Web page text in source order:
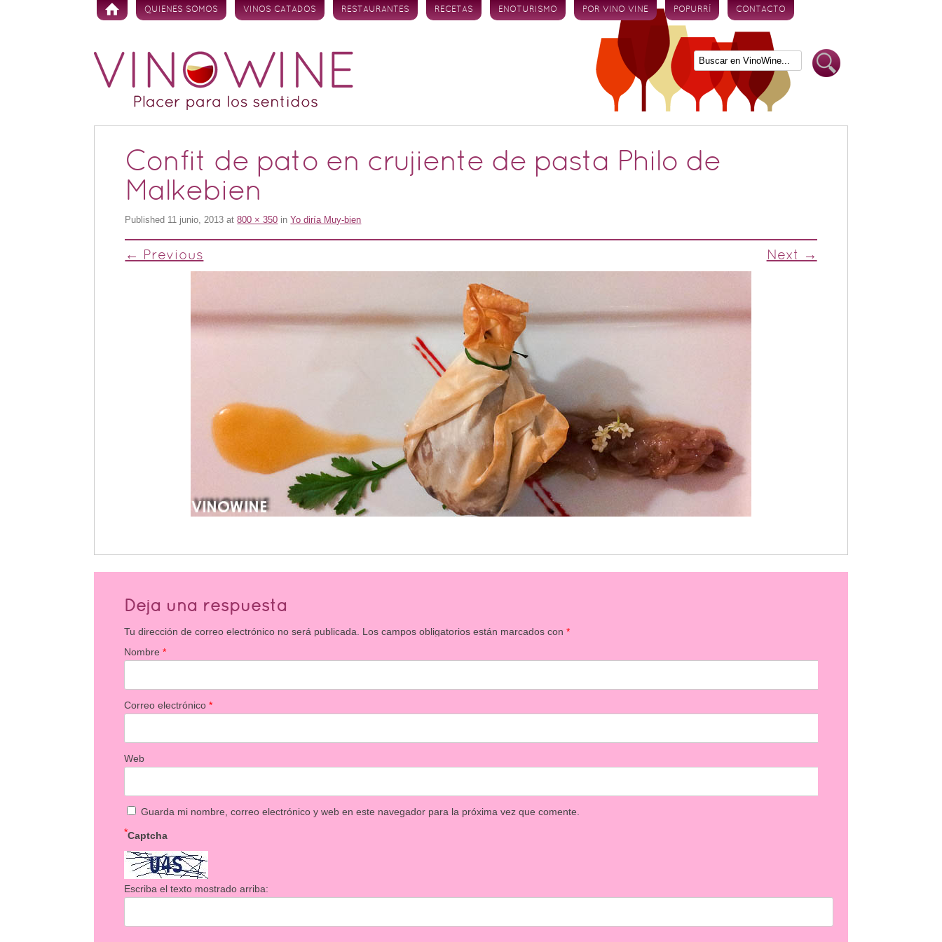
Skip to content
QUIENES SOMOS VINOS CATADOS RESTAURANTES RECETAS ENOTURISMO POR VINO VINE POPURRÍ CONTACTO
Confit de pato en crujiente de pasta Philo de
Malkebien
Published 11 junio, 2013 at800 × 350 inYo diría Muy-bien
← Previous Next →
Deja una respuesta
Tu dirección de correo electrónico no será publicada. Los campos obligatorios están marcados con*
Nombre*
Correo electrónico*
Web
Guarda mi nombre, correo electrónico y web en este navegador para la próxima vez que comente.
Captcha
*
Escriba el texto mostrado arriba: